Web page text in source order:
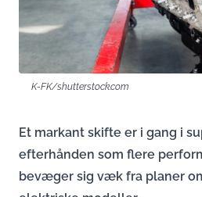
K-FK/shutterstock.com
Et markant skifte er i gang i
efterhånden som flere
bevæger sig væk fra planer